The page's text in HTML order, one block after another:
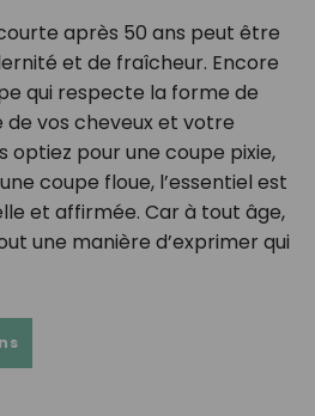
après 50 ans peut être
et de fraîcheur. Encore
qui respecte la forme de
vos cheveux et votre
optiez pour une coupe pixie,
coupe floue, l’essentiel est
et affirmée. Car à tout âge,
une manière d’exprimer qui